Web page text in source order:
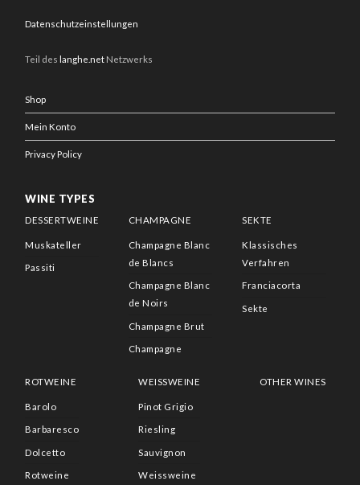
Datenschutzeinstellungen
Teil deslanghe.net Netzwerks
Shop
Mein Konto
Privacy Policy
WINE TYPES
DESSERTWEINE
Muskateller
Passiti
CHAMPAGNE
Champagne Blanc
de Blancs
Champagne Blanc
de Noirs
Champagne Brut
Champagne
SEKTE
Klassisches
Verfahren
Franciacorta
Sekte
ROTWEINE
Barolo
Barbaresco
Dolcetto
Rotweine
WEISSWEINE
Pinot Grigio
Riesling
Sauvignon
Weissweine
OTHER WINES